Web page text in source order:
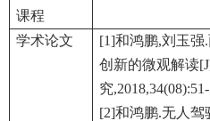
课程
学术论文
[1]和鸿鹏,刘玉强
创新的微观解读
究
[2]和鸿鹏.无人驾